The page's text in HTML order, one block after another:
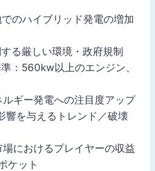
のハイブリッド発電の増加
る厳しい環境・政府規制
：560kw以上のエンジン、
ギー発電への注目度アップ
響を与えるトレンド／破壊
におけるプレイヤーの収益
ケット